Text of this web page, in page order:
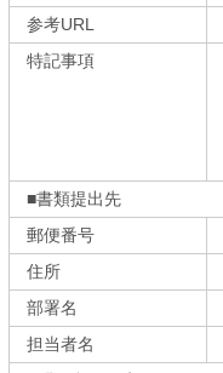
参考URL
特記事項
■書類提出先
郵便番号
住所
部署名
担当者名